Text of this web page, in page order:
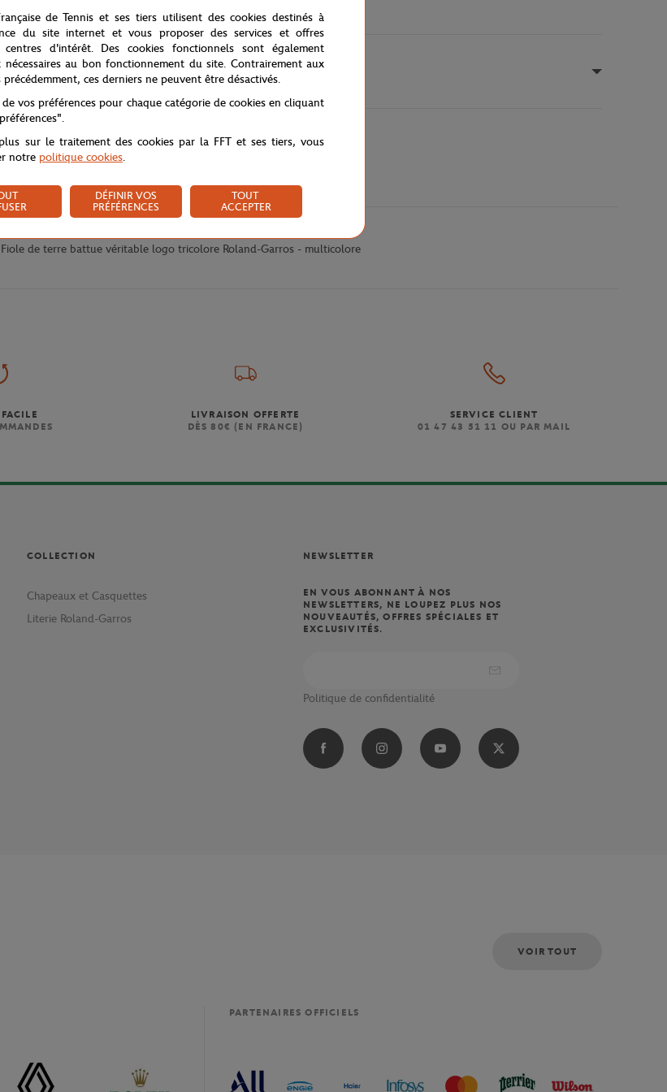
Fiole de terre battue véritable logo tricolore Roland-Garros - multicolore
LIVRAISON OFFERTE
DÈS 80€ (EN FRANCE)
SERVICE CLIENT
01 47 43 51 11 OU PAR MAIL
NEWSLETTER
EN VOUS ABONNANT À NOS
NEWSLETTERS, NE LOUPEZ PLUS NOS
NOUVEAUTÉS, OFFRES SPÉCIALES ET
EXCLUSIVITÉS.
Politique de confidentialité
COLLECTION
Chapeaux et Casquettes
Literie Roland-Garros
VOIR TOUT
PARTENAIRES OFFICIELS
de Tennis et ses tiers utilisent des cookies destinés à
du site internet et vous proposer des services et offres
d'intérêt. Des cookies fonctionnels sont également
nécessaires au bon fonctionnement du site. Contrairement aux
précédemment, ces derniers ne peuvent être désactivés.
vos préférences pour chaque catégorie de cookies en cliquant
sur le traitement des cookies par la FFT et ses tiers, vous
notre politique cookies.
DÉFINIR VOS
PRÉFÉRENCES
TOUT
ACCEPTER